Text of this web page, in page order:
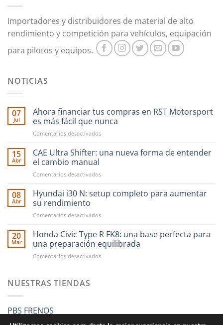
Importadores y distribuidores de material de alto
rendimiento y competición para vehículos, equipación
para pilotos y equipos.
NOTICIAS
07
Jul
Ahora financiar tus compras en RST Motorsport
es más fácil que nunca
Comentarios desactivadosen
financiar
en
Motorsport
fácil
nunca
15
Abr
CAE Ultra Shifter: una nueva forma de entender
el cambio manual
Comentarios desactivadosen
Ultra
Shifter:
nueva
de
entender
cambio
08
Abr
Hyundai i30 N: setup completo para aumentar
su rendimiento
Comentarios desactivadosen
i30
setup
completo
20
Mar
Honda Civic Type R FK8: una base perfecta para
una preparación equilibrada
Comentarios desactivadosen
base
perfecta
NUESTRAS TIENDAS
PBS FRENOS